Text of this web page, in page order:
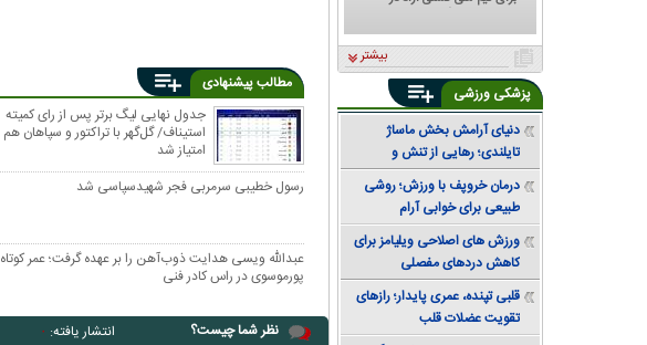
مطالب پیشنهادی
جدول نهایی لیگ برتر پس از رای کمیته
استیناف/ گل‌گهر با تراکتور و سپاهان هم
امتیاز شد
رسول خطیبی سرمربی فجر شهیدسپاسی شد
عبدالله ویسی هدایت ذوب‌آهن را بر عهده گرفت؛ عمر کوتاه
پورموسوی در راس کادر فنی
نظر شما چیست؟ انتشار یافته: ۰
بیشتر
پزشکی ورزشی
دنیای آرامش بخش ماساژ
تایلندی؛ رهایی از تنش و
دستیابی به تعادل
درمان خروپف با ورزش؛ روشی
طبیعی برای خوابی آرام
ورزش های اصلاحی ویلیامز برای
کاهش دردهای مفصلی
قلبی تپنده، عمری پایدار؛ رازهای
تقویت عضلات قلب